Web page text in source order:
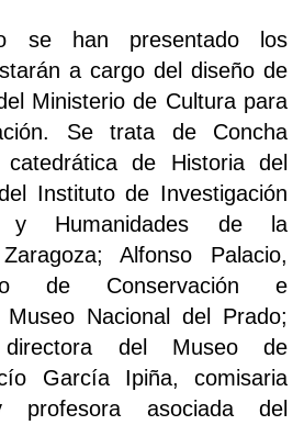
se han presentado los
a cargo del diseño de
Ministerio de Cultura para
Se trata de Concha
de Historia del
Instituto de Investigación
y Humanidades de la
Alfonso Palacio,
de Conservación e
Museo Nacional del Prado;
directora del Museo de
García Ipiña, comisaria
profesora asociada del